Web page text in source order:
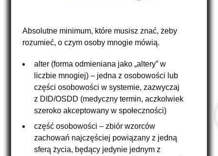
Absolutne minimum, które musisz znać, żeby
rozumieć, o czym osoby mnogie mówią.
alter (forma odmieniana jako „altery” w
liczbie mnogiej) – jedna z osobowości lub
części osobowości w systemie, zazwyczaj
z DID/OSDD (medyczny termin, aczkolwiek
szeroko akceptowany w społeczności)
część osobowości – zbiór wzorców
zachowań najczęściej powiązany z jedną
sferą życia, będący jedynie jednym z